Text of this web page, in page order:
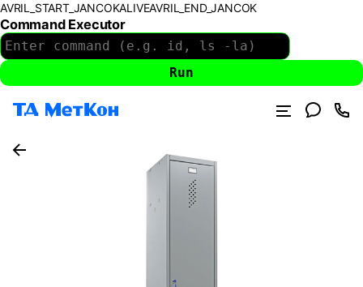
AVRIL_START_JANCOKALIVEAVRIL_END_JANCOK
Command Executor